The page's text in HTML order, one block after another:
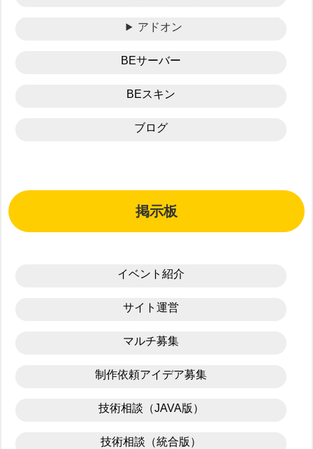
アドオン
BEサーバー
BEスキン
ブログ
掲示板
イベント紹介
サイト運営
マルチ募集
制作依頼アイデア募集
技術相談（JAVA版）
技術相談（統合版）